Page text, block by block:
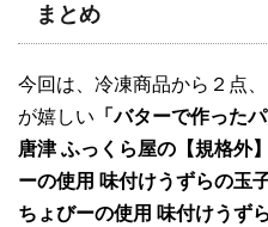
まとめ
今回は、冷凍商品から２点
が嬉しい 「バターで作った
唐津 ふっくら屋の【規格外
ーの使用 味付けうずらの玉
ちょびーの使用 味付けうず